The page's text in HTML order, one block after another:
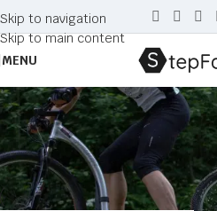
Skip to navigation
Skip to main content
MENU
Universe
Home Producten getagged